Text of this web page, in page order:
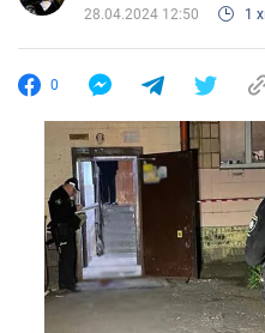
28.04.2024 12:50 1
0